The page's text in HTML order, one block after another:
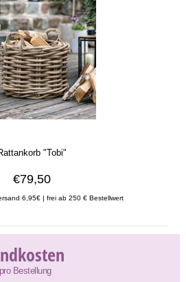
"Tobi"
€79,50
6,95€ | frei ab 250 € Bestellwert
Bestellung